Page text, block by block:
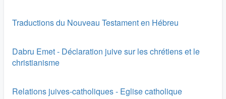
Traductions du Nouveau Testament en Hébreu
Dabru Emet - Déclaration juive sur les chrétiens et le
christianisme
Relations juives-catholiques - Eglise catholique